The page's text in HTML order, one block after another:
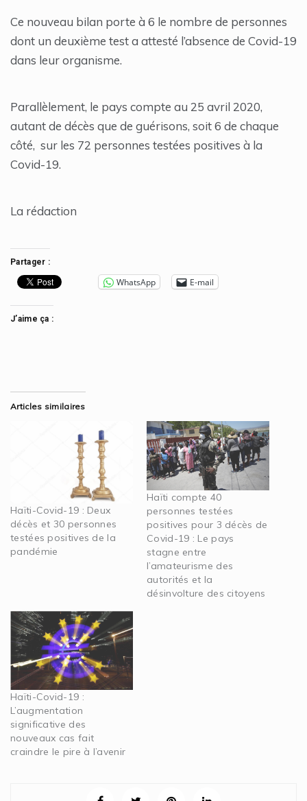
Ce nouveau bilan porte à 6 le nombre de personnes
dont un deuxième test a attesté l’absence de Covid-19
dans leur organisme.
Parallèlement, le pays compte au 25 avril 2020,
autant de décès que de guérisons, soit 6 de chaque
côté, sur les 72 personnes testées positives à la
Covid-19.
La rédaction
Partager :
WhatsApp E-mail
J’aime ça :
Articles similaires
Haïti-Covid-19 : Deux
décès et 30 personnes
testées positives de la
pandémie
Haïti compte 40
personnes testées
positives pour 3 décès de
Covid-19 : Le pays
stagne entre
l’amateurisme des
autorités et la
désinvolture des citoyens
Haïti-Covid-19 :
L’augmentation
significative des
nouveaux cas fait
craindre le pire à l’avenir